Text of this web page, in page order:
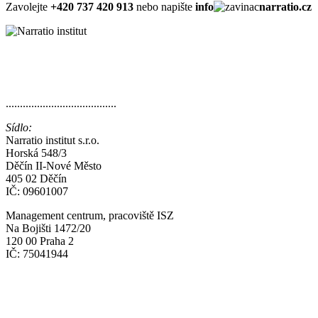
Zavolejte +420 737 420 913 nebo napište info narratio.cz
.......................................
Sídlo:
Narratio institut s.r.o.
Horská 548/3
Děčín II-Nové Město
405 02 Děčín
IČ: 09601007
Management centrum, pracoviště ISZ
Na Bojišti 1472/20
120 00 Praha 2
IČ: 75041944